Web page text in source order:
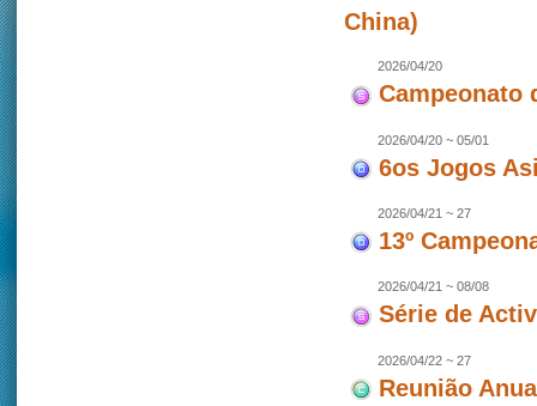
China)
2026/04/20
Campeonato
2026/04/20 ~ 05/01
6os Jogos
2026/04/21 ~ 27
13º
2026/04/21 ~ 08/08
Série de
2026/04/22 ~ 27
Reunião